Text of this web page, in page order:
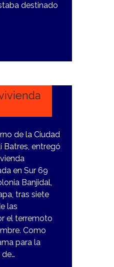
destinado
de la Ciudad
Batres, entregó
en Sur 69
Banjidal,
tras siete
las
el terremoto
Como
para la